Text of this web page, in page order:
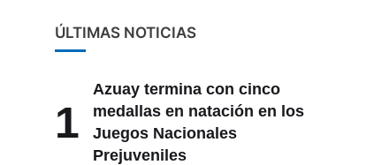
ÚLTIMAS NOTICIAS
1
Azuay termina con cinco
medallas en natación en los
Juegos Nacionales
Prejuveniles